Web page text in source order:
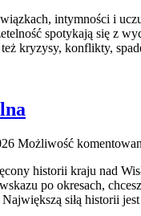
intymności i
spotykają się z
też kryzysy, konflikty,
Możliwość
historii kraju nad
po okresach,
siłą historii